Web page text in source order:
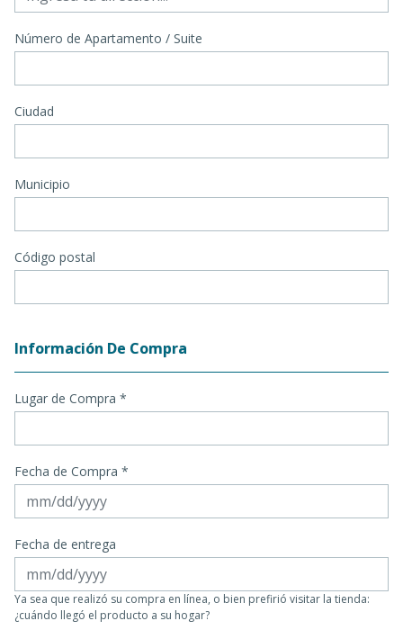
Número de Apartamento / Suite
Ciudad
Municipio
Código postal
Información De Compra
Lugar de Compra *
Fecha de Compra *
Fecha de entrega
Ya sea que realizó su compra en línea, o bien prefirió visitar la tienda:
¿cuándo llegó el producto a su hogar?